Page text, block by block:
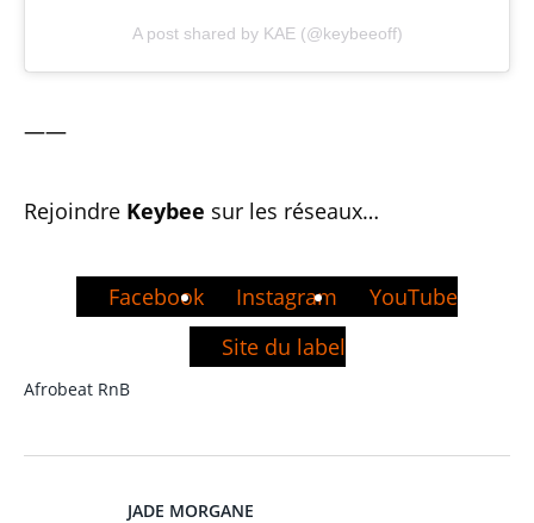
A post shared by KAE (@keybeeoff)
——
Rejoindre Keybee sur les réseaux…
Facebook Instagram
YouTube
Site du label
Afrobeat RnB
JADE MORGANE